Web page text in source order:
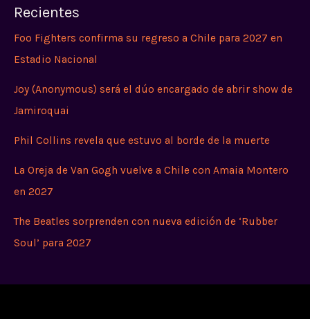
Recientes
Foo Fighters confirma su regreso a Chile para 2027 en
Estadio Nacional
Joy (Anonymous) será el dúo encargado de abrir show de
Jamiroquai
Phil Collins revela que estuvo al borde de la muerte
La Oreja de Van Gogh vuelve a Chile con Amaia Montero
en 2027
The Beatles sorprenden con nueva edición de ‘Rubber
Soul’ para 2027